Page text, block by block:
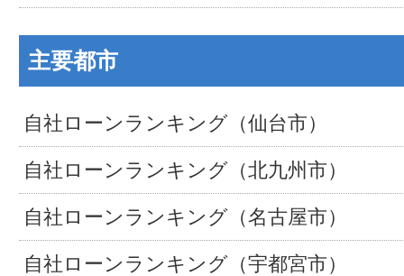
主要都市
自社ローンランキング（仙台市）
自社ローンランキング（北九州市）
自社ローンランキング（名古屋市）
自社ローンランキング（宇都宮市）